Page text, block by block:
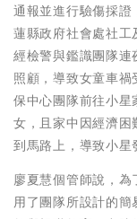
通報並進行驗傷採
蓮縣政府社會處社工
經檢警與鑑識團隊
照顧，導致女童車
保中心團隊前往小
女，且家中因經濟
到馬路上，導致小星
廖夏慧個管師說，
用了團隊所設計的